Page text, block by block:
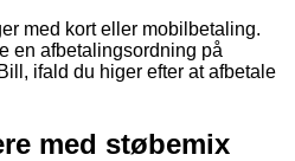
med kort eller mobilbetaling.
en afbetalingsordning på
ifald du higer efter at afbetale
med støbemix